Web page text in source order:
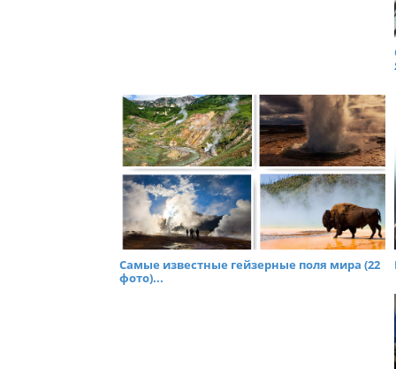
Самые известные гейзерные поля мира (22
фото)...